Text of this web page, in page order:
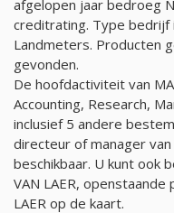
afgelopen jaar bedroeg
creditrating. Type bedrijf
Landmeters. Producten
gevonden.
De hoofdactiviteit van
Accounting, Research,
inclusief 5 andere
directeur of manager van
beschikbaar. U kunt ook
VAN LAER, openstaande
LAER op de kaart.